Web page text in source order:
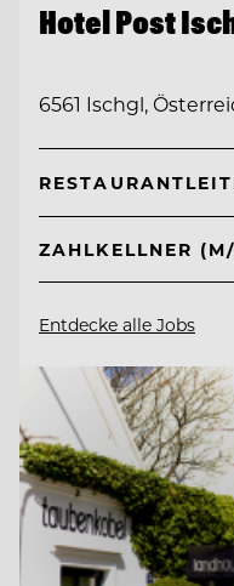
Hotel Post
6561 Ischgl,
ZAHLKELLNER
Entdecke alle Jobs